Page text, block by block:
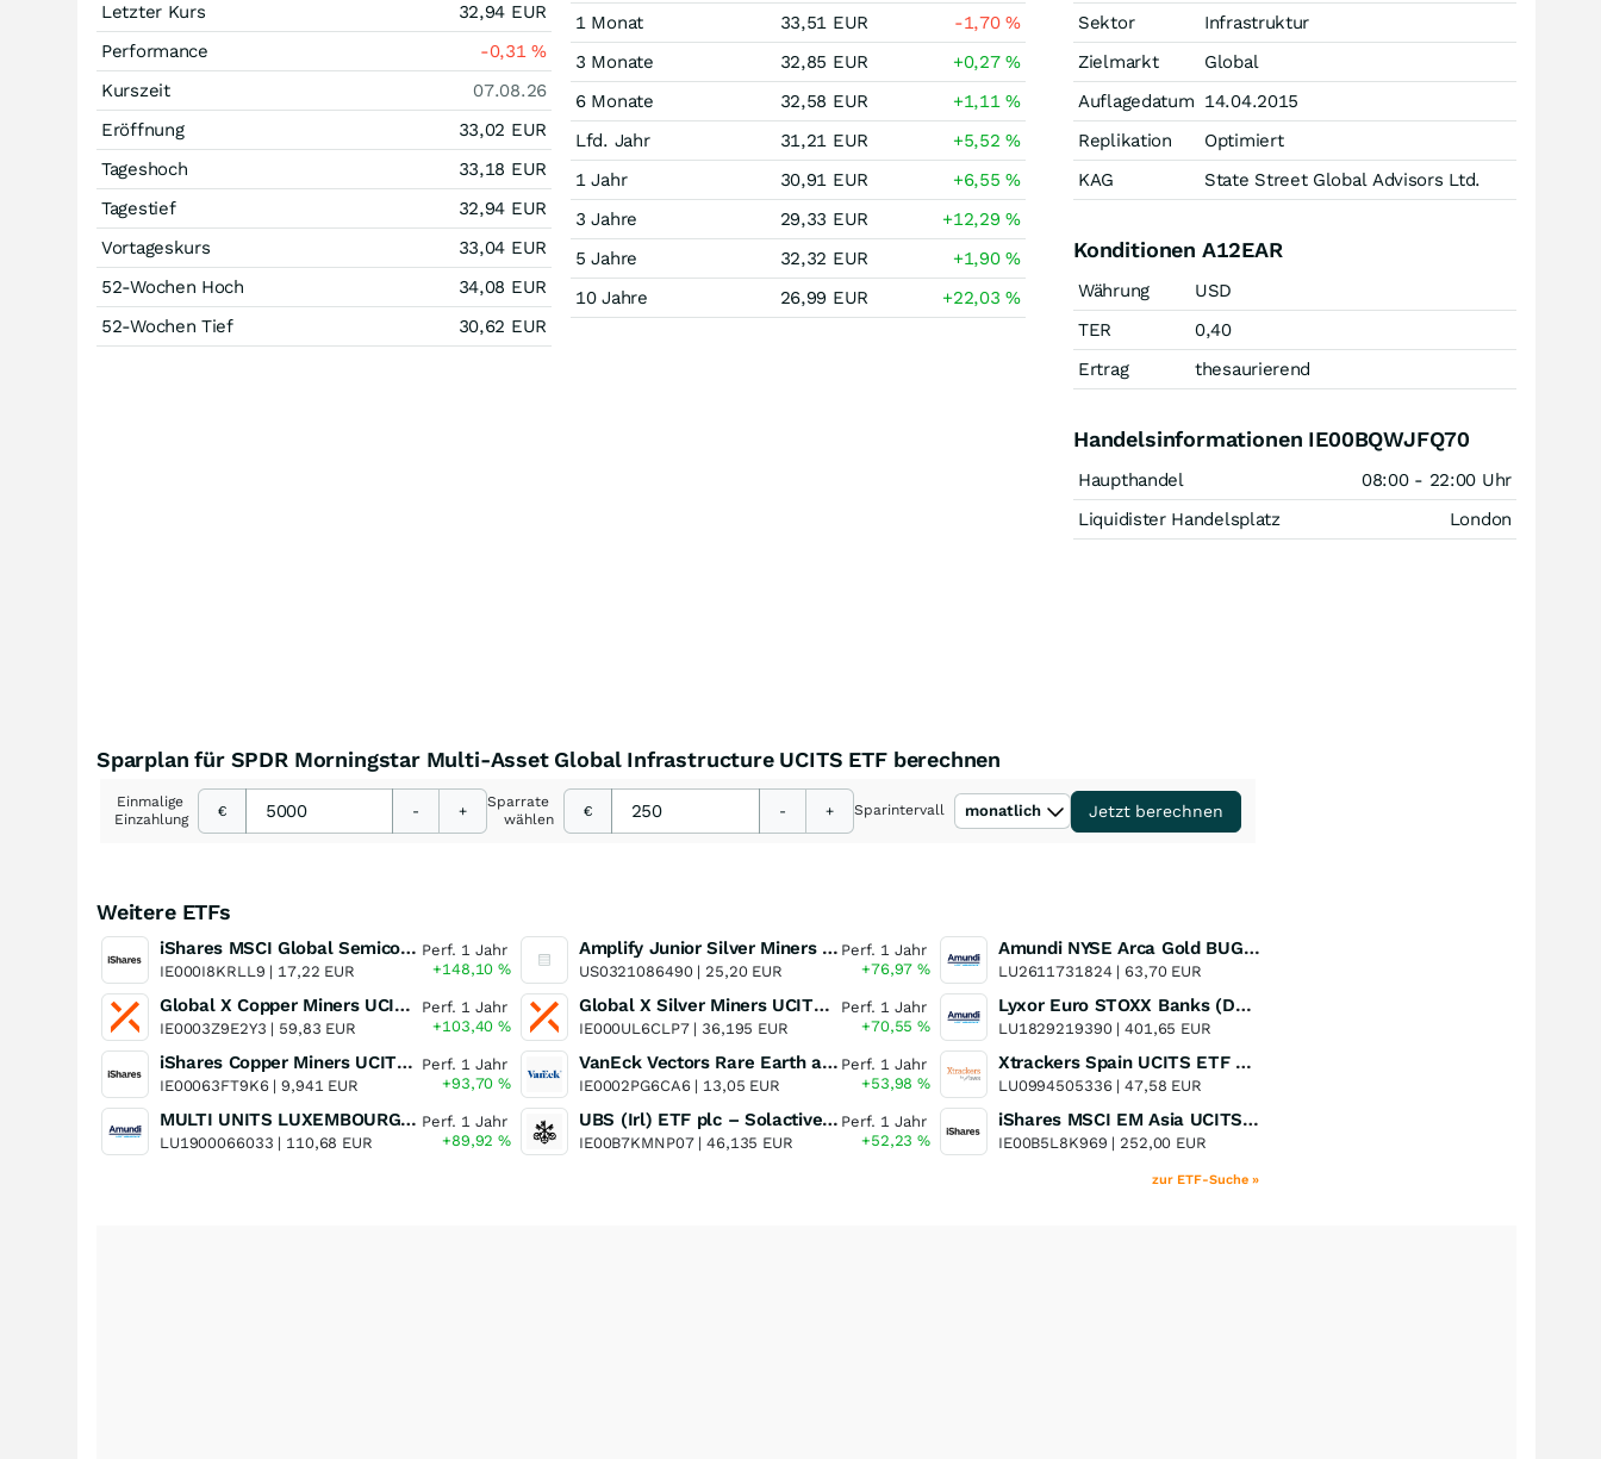
Letzter Kurs
32,94 EUR
Performance
-0,31%
Kurszeit
07.08.26
Eröffnung
33,02 EUR
Tageshoch
33,18 EUR
Tagestief
32,94 EUR
Vortageskurs
33,04 EUR
52-Wochen Hoch
34,08 EUR
52-Wochen Tief
30,62 EUR
1 Monat
33,51 EUR -1,70%
3 Monate
32,85 EUR +0,27%
6 Monate
32,58 EUR +1,11%
Lfd. Jahr
31,21 EUR +5,52%
1 Jahr
30,91 EUR +6,55%
3 Jahre
29,33 EUR +12,29%
5 Jahre
32,32 EUR +1,90%
10 Jahre
26,99 EUR +22,03%
Sektor
Infrastruktur
Zielmarkt
Global
Auflagedatum 14.04.2015
Replikation
Optimiert
KAG
State Street Global Advisors Ltd.
Konditionen A12EAR
Währung
USD
TER
0,40
Ertrag
thesaurierend
Handelsinformationen IE00BQWJFQ70
Haupthandel
08:00 - 22:00 Uhr
Liquidister Handelsplatz
London
Sparplan für SPDR Morningstar Multi-Asset Global Infrastructure UCITS ETF berechnen
Einmalige
Einzahlung
€ - +
Sparrate
wählen
€ - + Sparintervall monatlich Jetzt berechnen
Weitere ETFs
iShares MSCI Global Semiconductors UCITS ETF USD (Acc)
IE000I8KRLL9 | 17,22 EUR
Perf. 1 Jahr
+148,10%
Global X Copper Miners UCITS ETF USD Acc
IE0003Z9E2Y3 | 59,83 EUR
Perf. 1 Jahr
+103,40%
iShares Copper Miners UCITS ETF
IE00063FT9K6 |9,941 EUR
Perf. 1 Jahr
+93,70%
MULTI UNITS LUXEMBOURG - Lyxor MSCI Semiconductors ESG Filtered
LU1900066033 | 110,68 EUR
Perf. 1 Jahr
+89,92%
Amplify Junior Silver Miners ETF Junior Silver Miners ETF
US0321086490 | 25,20 EUR
Perf. 1 Jahr
+76,97%
Global X Silver Miners UCITS ETF
IE000UL6CLP7 | 36,195 EUR
Perf. 1 Jahr
+70,55%
VanEck Vectors Rare Earth and Strategic Metals UCITS ETF
IE0002PG6CA6 | 13,05 EUR
Perf. 1 Jahr
+53,98%
UBS (Irl) ETF plc – Solactive Global Pure Gold Miners UCITS ETF - A Dis USD o.N.
IE00B7KMNP07 |46,135 EUR
Perf. 1 Jahr
+52,23%
Amundi NYSE Arca Gold BUGS UCITS ETF Dist
LU2611731824 | 63,70 EUR
Lyxor Euro STOXX Banks (DR) UCITS ETF- Acc
LU1829219390 |401,65 EUR
Xtrackers Spain UCITS ETF Distribution
LU0994505336 |47,58 EUR
iShares MSCI EM Asia UCITS ETF
IE00B5L8K969 | 252,00 EUR
zur ETF-Suche »